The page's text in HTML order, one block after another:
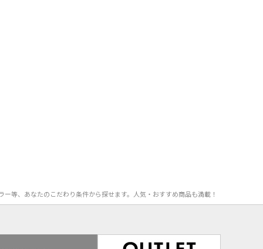
等、あなたのこだわり条件から探せます。人気・おすすめ商品も満載！